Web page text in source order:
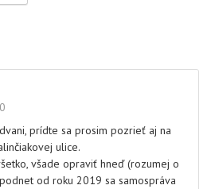
prídte sa prosim pozrieť aj na
ulice.
všade opraviť hneď (rozumej o
od roku 2019 sa samospráva